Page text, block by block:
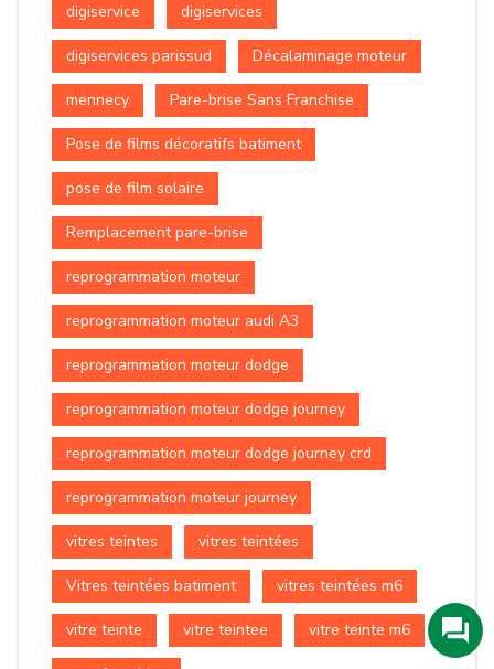
digiservice digiservices
digiservices parissud Décalaminage moteur
mennecy Pare-brise Sans Franchise
Pose de films décoratifs batiment
pose de film solaire
Remplacement pare-brise
reprogrammation moteur
reprogrammation moteur audi A3
reprogrammation moteur dodge
reprogrammation moteur dodge journey
reprogrammation moteur dodge journey crd
reprogrammation moteur journey
vitres teintes vitres teintées
Vitres teintées batiment vitres teintées m6
vitre teinte vitre teintee vitre teinte m6